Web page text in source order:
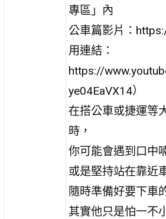
專區」內
公車篇影片：
用連結：
https://
ye04EaVX14）
在搭公車或捷運等
時，
你可能會遇到口中
或是堅持站在靠近
隨時準備好要下車
其實他只是怕一不